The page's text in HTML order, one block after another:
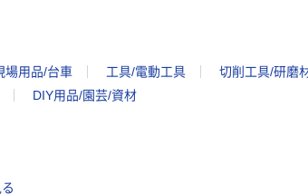
場用品/台車 工具/電動工具 切削工具/研磨
DIY用品/園芸/資材